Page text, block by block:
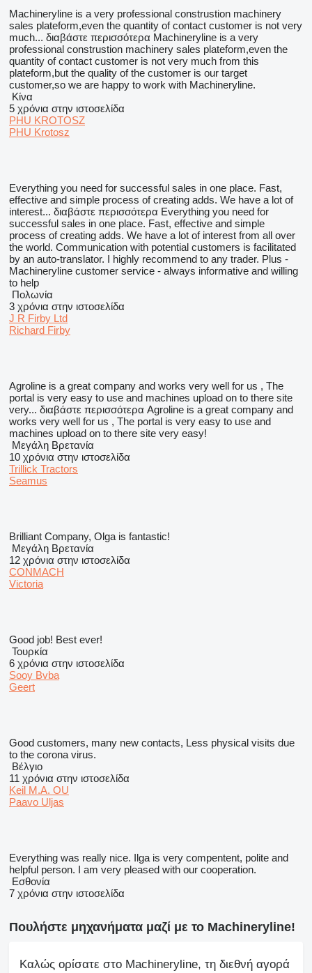
Machineryline is a very professional construstion machinery
sales plateform,even the quantity of contact customer is not very
much... διαβάστε περισσότερα Machineryline is a very
professional construstion machinery sales plateform,even the
quantity of contact customer is not very much from this
plateform,but the quality of the customer is our target
customer,so we are happy to work with Machineryline.
Κίνα
5 χρόνια στην ιστοσελίδα
PHU KROTOSZ
PHU Krotosz
Everything you need for successful sales in one place. Fast,
effective and simple process of creating adds. We have a lot of
interest... διαβάστε περισσότερα Everything you need for
successful sales in one place. Fast, effective and simple
process of creating adds. We have a lot of interest from all over
the world. Communication with potential customers is facilitated
by an auto-translator. I highly recommend to any trader. Plus -
Machineryline customer service - always informative and willing
to help
Πολωνία
3 χρόνια στην ιστοσελίδα
J R Firby Ltd
Richard Firby
Agroline is a great company and works very well for us , The
portal is very easy to use and machines upload on to there site
very... διαβάστε περισσότερα Agroline is a great company and
works very well for us , The portal is very easy to use and
machines upload on to there site very easy!
Μεγάλη Βρετανία
10 χρόνια στην ιστοσελίδα
Trillick Tractors
Seamus
Brilliant Company, Olga is fantastic!
Μεγάλη Βρετανία
12 χρόνια στην ιστοσελίδα
CONMACH
Victoria
Good job! Best ever!
Τουρκία
6 χρόνια στην ιστοσελίδα
Sooy Bvba
Geert
Good customers, many new contacts, Less physical visits due
to the corona virus.
Βέλγιο
11 χρόνια στην ιστοσελίδα
Keil M.A. OU
Paavo Uljas
Everything was really nice. Ilga is very compentent, polite and
helpful person. I am very pleased with our cooperation.
Εσθονία
7 χρόνια στην ιστοσελίδα
Πουλήστε μηχανήματα μαζί με το Machineryline!
Καλώς ορίσατε στο Machineryline, τη διεθνή αγορά